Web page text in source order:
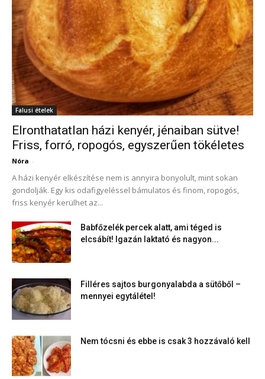
Falusi ételek
Elronthatatlan házi kenyér, jénaiban sütve!
Friss, forró, ropogós, egyszerűen tökéletes
Nóra -
A házi kenyér elkészítése nem is annyira bonyolult, mint sokan
gondolják. Egy kis odafigyeléssel bámulatos és finom, ropogós,
friss kenyér kerülhet az...
Babfőzelék percek alatt, ami téged is
elcsábít! Igazán laktató és nagyon...
Filléres sajtos burgonyalabda a sütőből –
mennyei egytálétel!
Nem tócsni és ebbe is csak 3 hozzávaló kell